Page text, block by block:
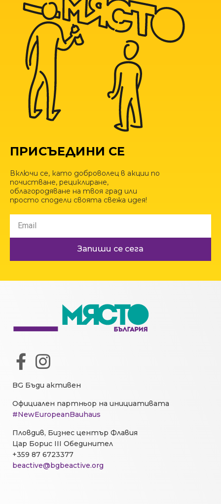
ПРИСЪЕДИНИ СЕ
Включи се, като доброволец в акции по
почистване, рециклиране,
облагородяване на твоя град или
просто сподели своята свежа идея!
Запиши се сега
BG Бъди активен
Официален партньор на инициативата
#NewEuropeanBauhaus
Пловдив, Бизнес център Флавия
Цар Борис III Обединител
+359 87 6723377
beactive@bgbeactive.org